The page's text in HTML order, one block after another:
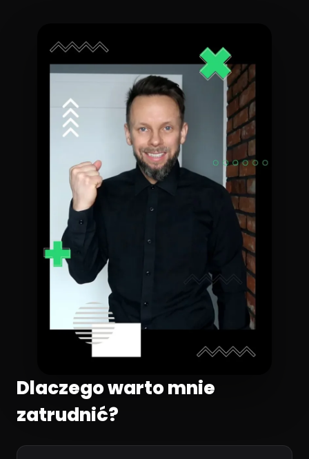
Dlaczego warto mnie
zatrudnić?